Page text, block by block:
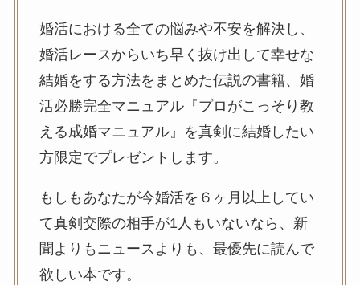
婚活における全ての悩みや不安を解決し、
婚活レースからいち早く抜け出して幸せな
結婚をする方法をまとめた伝説の書籍、婚
活必勝完全マニュアル『プロがこっそり教
える成婚マニュアル』を真剣に結婚したい
方限定でプレゼントします。
もしもあなたが今婚活を６ヶ月以上してい
て真剣交際の相手が1人もいないなら、新
聞よりもニュースよりも、最優先に読んで
欲しい本です。